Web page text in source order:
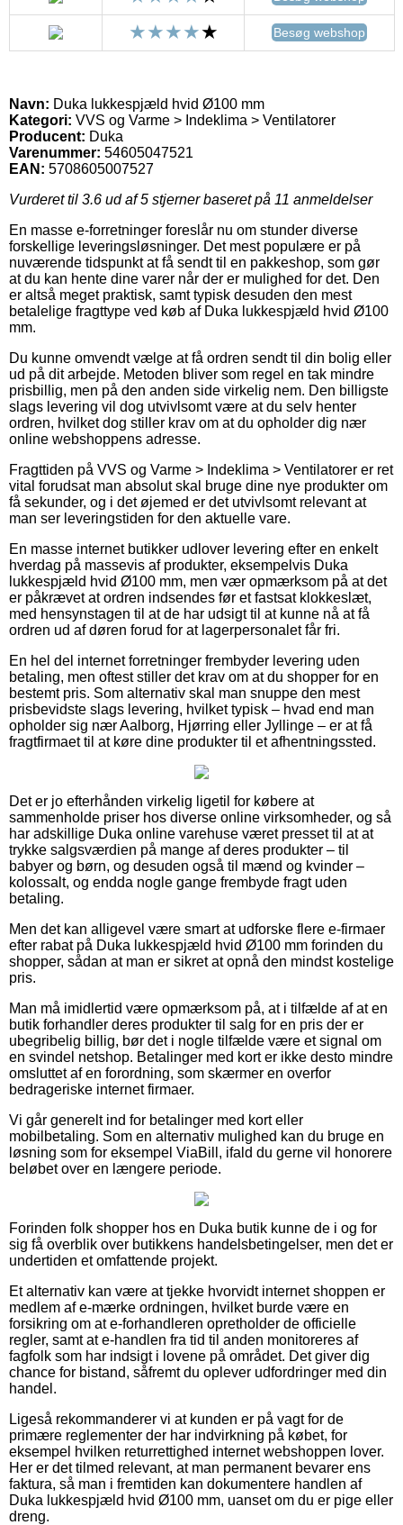
Besøg webshop
Navn: Duka lukkespjæld hvid Ø100 mm
Kategori: VVS og Varme > Indeklima > Ventilatorer
Producent: Duka
Varenummer: 54605047521
EAN: 5708605007527
Vurderet til 3.6 ud af 5 stjerner baseret på 11 anmeldelser
En masse e-forretninger foreslår nu om stunder diverse
forskellige leveringsløsninger. Det mest populære er på
nuværende tidspunkt at få sendt til en pakkeshop, som gør
at du kan hente dine varer når der er mulighed for det. Den
er altså meget praktisk, samt typisk desuden den mest
betalelige fragttype ved køb af Duka lukkespjæld hvid Ø100
mm.
Du kunne omvendt vælge at få ordren sendt til din bolig eller
ud på dit arbejde. Metoden bliver som regel en tak mindre
prisbillig, men på den anden side virkelig nem. Den billigste
slags levering vil dog utvivlsomt være at du selv henter
ordren, hvilket dog stiller krav om at du opholder dig nær
online webshoppens adresse.
Fragttiden på VVS og Varme > Indeklima > Ventilatorer er ret
vital forudsat man absolut skal bruge dine nye produkter om
få sekunder, og i det øjemed er det utvivlsomt relevant at
man ser leveringstiden for den aktuelle vare.
En masse internet butikker udlover levering efter en enkelt
hverdag på massevis af produkter, eksempelvis Duka
lukkespjæld hvid Ø100 mm, men vær opmærksom på at det
er påkrævet at ordren indsendes før et fastsat klokkeslæt,
med hensynstagen til at de har udsigt til at kunne nå at få
ordren ud af døren forud for at lagerpersonalet får fri.
En hel del internet forretninger frembyder levering uden
betaling, men oftest stiller det krav om at du shopper for en
bestemt pris. Som alternativ skal man snuppe den mest
prisbevidste slags levering, hvilket typisk – hvad end man
opholder sig nær Aalborg, Hjørring eller Jyllinge – er at få
fragtfirmaet til at køre dine produkter til et afhentningssted.
Det er jo efterhånden virkelig ligetil for købere at
sammenholde priser hos diverse online virksomheder, og så
har adskillige Duka online varehuse været presset til at at
trykke salgsværdien på mange af deres produkter – til
babyer og børn, og desuden også til mænd og kvinder –
kolossalt, og endda nogle gange frembyde fragt uden
betaling.
Men det kan alligevel være smart at udforske flere e-firmaer
efter rabat på Duka lukkespjæld hvid Ø100 mm forinden du
shopper, sådan at man er sikret at opnå den mindst kostelige
pris.
Man må imidlertid være opmærksom på, at i tilfælde af at en
butik forhandler deres produkter til salg for en pris der er
ubegribelig billig, bør det i nogle tilfælde være et signal om
en svindel netshop. Betalinger med kort er ikke desto mindre
omsluttet af en forordning, som skærmer en overfor
bedrageriske internet firmaer.
Vi går generelt ind for betalinger med kort eller
mobilbetaling. Som en alternativ mulighed kan du bruge en
løsning som for eksempel ViaBill, ifald du gerne vil honorere
beløbet over en længere periode.
Forinden folk shopper hos en Duka butik kunne de i og for
sig få overblik over butikkens handelsbetingelser, men det er
undertiden et omfattende projekt.
Et alternativ kan være at tjekke hvorvidt internet shoppen er
medlem af e-mærke ordningen, hvilket burde være en
forsikring om at e-forhandleren opretholder de officielle
regler, samt at e-handlen fra tid til anden monitoreres af
fagfolk som har indsigt i lovene på området. Det giver dig
chance for bistand, såfremt du oplever udfordringer med din
handel.
Ligeså rekommanderer vi at kunden er på vagt for de
primære reglementer der har indvirkning på købet, for
eksempel hvilken returrettighed internet webshoppen lover.
Her er det tilmed relevant, at man permanent bevarer ens
faktura, så man i fremtiden kan dokumentere handlen af
Duka lukkespjæld hvid Ø100 mm, uanset om du er pige eller
dreng.